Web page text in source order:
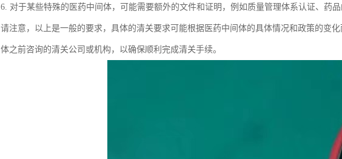
6. 对于某些特殊的医药中间体，可能需要额外的文件和证明，例如质量管理体系认证、药品
请注意，以上是一般的要求，具体的清关要求可能根据医药中间体的具体情况和政策的变
体之前咨询的清关公司或机构，以确保顺利完成清关手续。